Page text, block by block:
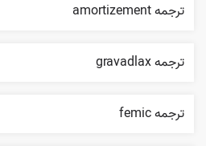
ترجمه amortizement
ترجمه gravadlax
ترجمه femic